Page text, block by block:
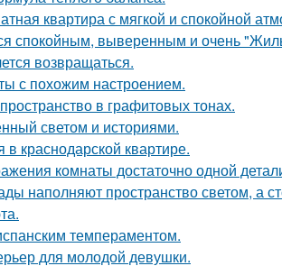
квартира с мягкой и спокойной
спокойным, выверенным и очень
возвращаться.
с похожим настроением.
в графитовых тонах.
светом и историями.
краснодарской квартире.
комнаты достаточно одной
наполняют пространство светом, а
темпераментом.
для молодой девушки.